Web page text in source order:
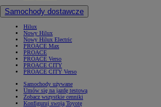
Samochody dostawcze
Hilux
Nowy Hilux
Nowy Hilux Electric
PROACE Max
PROACE
PROACE Verso
PROACE CITY
PROACE CITY Verso
Samochody używane
Umów się na jazdę testową
Zobacz wszystkie cenniki
Konfiguruj swoją Toyotę